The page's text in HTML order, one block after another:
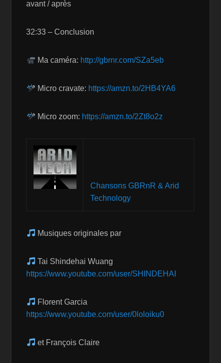
avant / après
32:33 – Conclusion
Ma caméra: http://gbrnr.com/SZa5eb
Micro cravate: https://amzn.to/2HB4YA6
Micro zoom: https://amzn.to/2Zt8o2z
Chansons GBRnR & Arid
Technology
Musiques originales par
Tai Shindehai Wuang
https://www.youtube.com/user/SHINDEHAI
Florent Garcia
https://www.youtube.com/user/0loloiku0
et François Claire